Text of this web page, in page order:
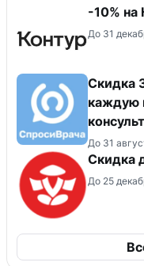
-10%
До 31
Скидка
каждую
До 31
Скидка
До 25